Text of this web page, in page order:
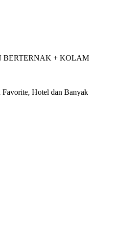
BERTERNAK + KOLAM
Hotel dan Banyak